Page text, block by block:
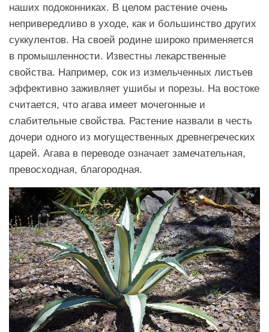
наших подоконниках. В целом растение очень
непривередливо в уходе, как и большинство других
суккулентов. На своей родине широко применяется
в промышленности. Известны лекарственные
свойства. Например, сок из измельченных листьев
эффективно заживляет ушибы и порезы. На востоке
считается, что агава имеет мочегонные и
слабительные свойства. Растение назвали в честь
дочери одного из могущественных древнегреческих
царей. Агава в переводе означает замечательная,
превосходная, благородная.